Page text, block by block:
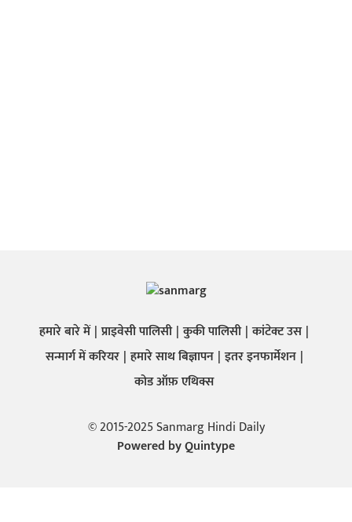
हमारे बारे में प्राइवेसी पालिसी कुकी पालिसी कांटेक्ट उस
सन्मार्ग में करियर हमारे साथ बिज्ञापन इतर इनफार्मेशन
कोड ऑफ़ एथिक्स
© 2015-2025 Sanmarg Hindi Daily
Powered byQuintype